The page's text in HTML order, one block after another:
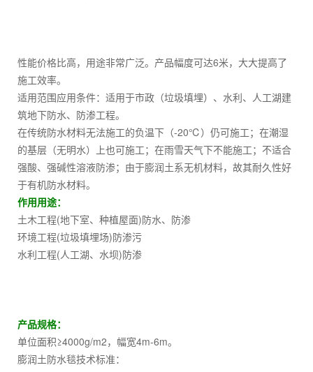
性能价格比高，用途非常广泛。产品幅度可达6米，大大提高了
施工效率。
适用范围应用条件：适用于市政（垃圾填埋）、水利、人工湖建
筑地下防水、防渗工程。
在传统防水材料无法施工的负温下（-20℃）仍可施工；在潮湿
的基层（无明水）上也可施工；在雨雪天气下不能施工；不适合
强酸、强碱性溶液防渗；由于膨润土系无机材料，故其耐久性好
于有机防水材料。
作用用途：
土木工程(地下室、种植屋面)防水、防渗
环境工程(垃圾填埋场)防渗污
水利工程(人工湖、水坝)防渗
产品规格：
单位面积≥4000g/m2，幅宽4m-6m。
膨润土防水毯技术标准：